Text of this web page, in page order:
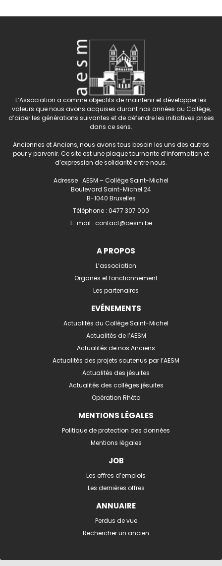
L’Association a comme objectifs de maintenir et développer les
valeurs que nous avons acquises durant nos années au Collège,
d’aider les générations suivantes et de défendre les initiatives prises
dans ce sens.
Anciennes et Anciens, nous avons tous besoin les uns des autres
pour y parvenir. Ce site est une plaque tournante d’information et
d’expression de solidarité entre nous.
Adresse : AESM – Collège Saint-Michel
Boulevard Saint-Michel 24
B-1040 Bruxelles
Téléphone : 0477 307 000
E-mail : contact@aesm.be
A PROPOS
L’association
Organes et fonctionnement
Les partenaires
EVÉNEMENTS
Actualités du Collège Saint-Michel
Actualités de l’AESM
Actualités de nos Anciens
Actualités des projets soutenus par l’AESM
Actualités des jésuites
Actualités des collèges jésuites
Opération Rhéto
MENTIONS LÉGALES
Politique de protection des données
Mentions légales
JOB
Les offres d’emplois
Les dernières offres
ANNUAIRE
Perdus de vue
Rechercher un ancien